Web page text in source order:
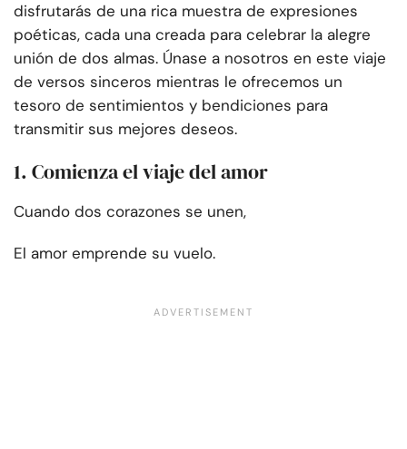
disfrutarás de una rica muestra de expresiones
poéticas, cada una creada para celebrar la alegre
unión de dos almas. Únase a nosotros en este viaje
de versos sinceros mientras le ofrecemos un
tesoro de sentimientos y bendiciones para
transmitir sus mejores deseos.
1. Comienza el viaje del amor
Cuando dos corazones se unen,
El amor emprende su vuelo.